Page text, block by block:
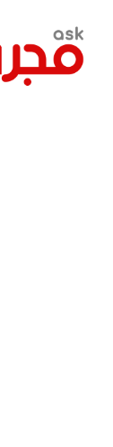
المحتوى
الرئيسي